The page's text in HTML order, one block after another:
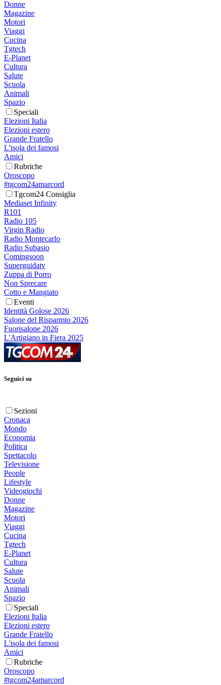
Donne
Magazine
Motori
Viaggi
Cucina
Tgtech
E-Planet
Cultura
Salute
Scuola
Animali
Spazio
Speciali
Elezioni Italia
Elezioni estero
Grande Fratello
L'isola dei famosi
Amici
Rubriche
Oroscopo
#tgcom24amarcord
Tgcom24 Consiglia
Mediaset Infinity
R101
Radio 105
Virgin Radio
Radio Montecarlo
Radio Subasio
Comingsoon
Superguidatv
Zuppa di Porro
Non Sprecare
Cotto e Mangiato
Eventi
Identità Golose 2026
Salone del Risparmio 2026
Fuorisalone 2026
L'Artigiano in Fiera 2025
Seguici su
Sezioni
Cronaca
Mondo
Economia
Politica
Spettacolo
Televisione
People
Lifestyle
Videogiochi
Donne
Magazine
Motori
Viaggi
Cucina
Tgtech
E-Planet
Cultura
Salute
Scuola
Animali
Spazio
Speciali
Elezioni Italia
Elezioni estero
Grande Fratello
L'isola dei famosi
Amici
Rubriche
Oroscopo
#tgcom24amarcord